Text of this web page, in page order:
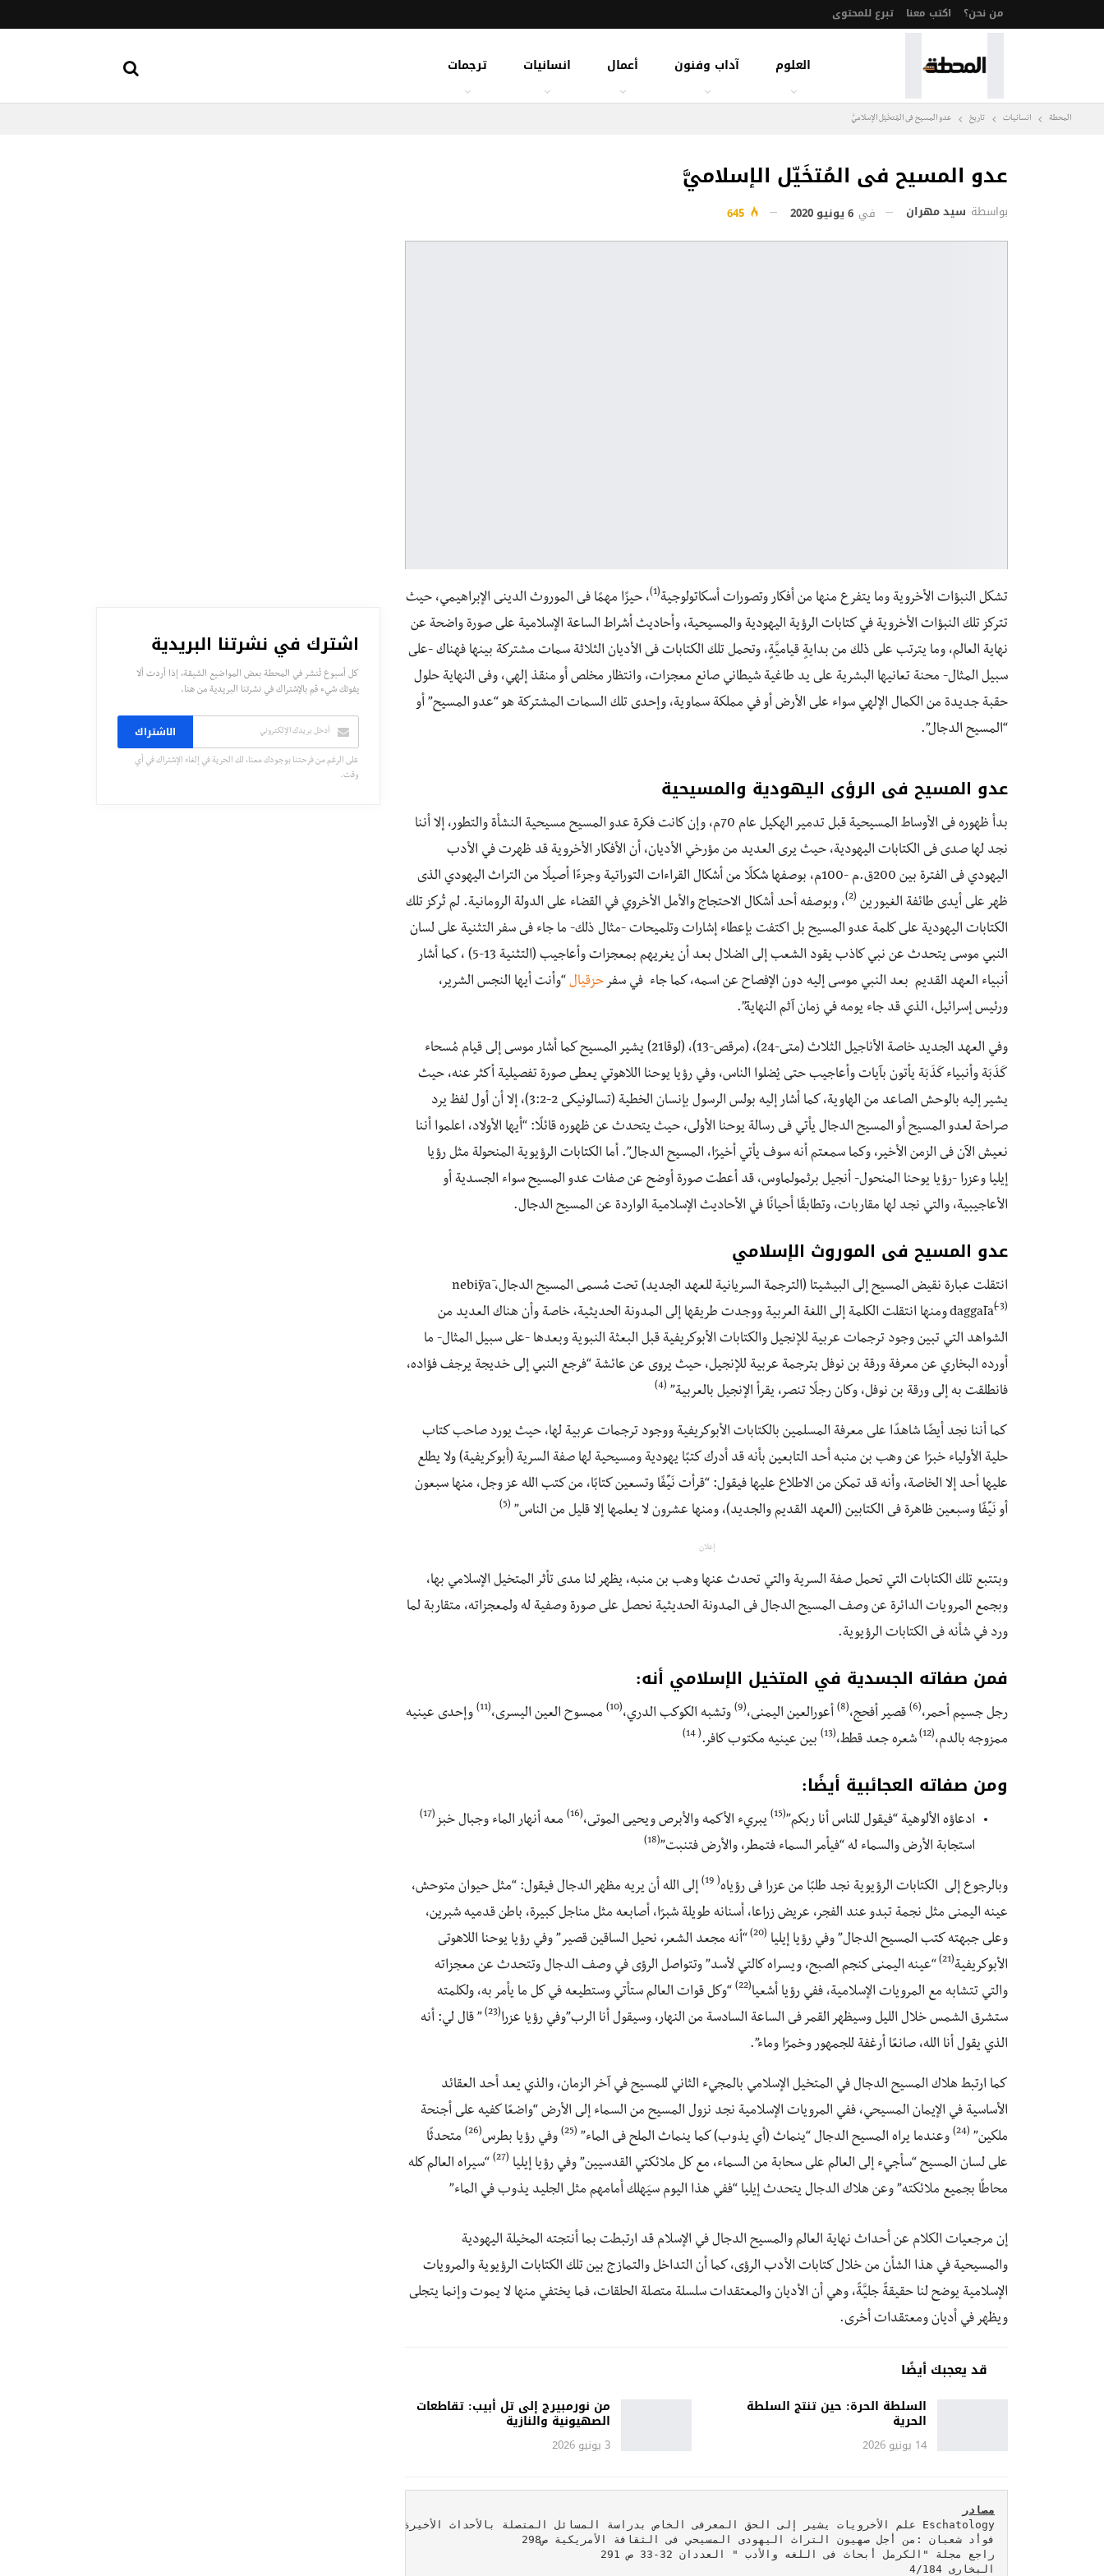
من نحن؟ اكتب معنا تبرع للمحتوى
العلوم آداب وفنون أعمال انسانيات ترجمات
المحطة انسانيات تاريخ عدو المسيح فى المُتخَيّل الإسلاميَّ
عدو المسيح فى المُتخَيّل الإسلاميَّ
بواسطة سيد مهران في 6 يونيو 2020
تشكل النبؤات الأخروية وما يتفرع منها من أفكار وتصورات أسكاتولوجية(1)
، حيزًا مهمًا فى الموروث الدينى الإبراهيمي، حيث
تتركز تلك النبؤات الأخروية في كتابات الرؤية اليهودية والمسيحية، وأحاديث أشراط الساعة الإسلامية على صورة واضحة عن
نهاية العالم، وما يترتب على ذلك من بدايةٍ قياميَّةٍ، وتحمل تلك الكتابات فى الأديان الثلاثة سمات مشتركة بينها فهناك -على
سبيل المثال- محنة تعانيها البشرية على يد طاغية شيطاني صانع معجزات، وانتظار مخلص أو منقذ إلهي، وفى النهاية حلول
حقبة جديدة من الكمال الإلهي سواء على الأرض أو في مملكة سماوية، وإحدى تلك السمات المشتركة هو “عدو المسيح” أو
“المسيح الدجال”.
عدو المسيح فى الرؤى اليهودية والمسيحية
بدأ ظهوره فى الأوساط المسيحية قبل تدمير الهكيل عام 70م، وإن كانت فكرة عدو المسيح مسيحية النشأة والتطور، إلا أننا
نجد لها صدى فى الكتابات اليهودية، حيث يرى العديد من مؤرخي الأديان، أن الأفكار الأخروية قد ظهرت في الأدب
اليهودي فى الفترة بين 200ق.م -100م، بوصفها شكلًا من أشكال القراءات التوراتية وجزءًا أصيلًا من التراث اليهودي الذى
ظهر على أيدى طائفة الغيورين (2)
، وبوصفه أحد أشكال الاحتجاج والأمل الأخروي في القضاء على الدولة الرومانية. لم تُركز تلك
الكتابات اليهودية على كلمة عدو المسيح بل اكتفت بإعطاء إشارات وتلميحات -مثال ذلك- ما جاء فى سفر التثنية على لسان
النبي موسى يتحدث عن نبي كاذب يقود الشعب إلى الضلال بعد أن يغريهم بمعجزات وأعاجيب (التثنية 13-5) ، كما أشار
أنبياء العهد القديم بعد النبي موسى إليه دون الإفصاح عن اسمه، كما جاء في سفر حزقيال “وأنت أيها النجس الشرير،
ورئيس إسرائيل، الذي قد جاء يومه في زمان آثم النهاية”.
وفي العهد الجديد خاصة الأناجيل الثلاث (متى-24)، (مرقص-13)، (لوقا21) يشير المسيح كما أشار موسى إلى قيام مُسحاء
كَذَبَة وأنبياء كَذَبَة يأتون بآيات وأعاجيب حتى يُضلوا الناس، وفي رؤيا يوحنا اللاهوتي يعطى صورة تفصيلية أكثر عنه، حيث
يشير إليه بالوحش الصاعد من الهاوية، كما أشار إليه بولس الرسول بإنسان الخطية (تسالونيكى 2-3:2)، إلا أن أول لفظ يرد
صراحة لعدو المسيح أو المسيح الدجال يأتي فى رسالة يوحنا الأولى، حيث يتحدث عن ظهوره قائلًا: “أيها الأولاد، اعلموا أننا
نعيش الآن فى الزمن الأخير، وكما سمعتم أنه سوف يأتي أخيرًا، المسيح الدجال”. أما الكتابات الرؤيوية المنحولة مثل رؤيا
إيليا وعزرا -رؤيا يوحنا المنحول- أنجيل برثمولماوس، قد أعطت صورة أوضح عن صفات عدو المسيح سواء الجسدية أو
الأعاجيبية، والتي نجد لها مقاربات، وتطابقًا أحيانًا في الأحاديث الإسلامية الواردة عن المسيح الدجال.
عدو المسيح فى الموروث الإسلامي
انتقلت عبارة نقيض المسيح إلى البيشيتا (الترجمة السريانية للعهد الجديد) تحت مُسمى المسيح الدجال، nebīyā
daggālā( 3)
ومنها انتقلت الكلمة إلى اللغة العربية ووجدت طريقها إلى المدونة الحديثية، خاصة وأن هناك العديد من
الشواهد التي تبين وجود ترجمات عربية للإنجيل والكتابات الأبوكريفية قبل البعثة النبوية وبعدها -على سبيل المثال- ما
أورده البخاري عن معرفة ورقة بن نوفل بترجمة عربية للإنجيل، حيث يروى عن عائشة “فرجع النبي إلى خديجة يرجف فؤاده،
فانطلقت به إلى ورقة بن نوفل، وكان رجلًا تنصر، يقرأ الإنجيل بالعربية” (4)
كما أننا نجد أيضًا شاهدًا على معرفة المسلمين بالكتابات الأبوكريفية ووجود ترجمات عربية لها، حيث يورد صاحب كتاب
حلية الأولياء خبرًا عن وهب بن منبه أحد التابعين بأنه قد أدرك كتبًا يهودية ومسيحية لها صفة السرية (أبوكريفية) ولا يطلع
عليها أحد إلا الخاصة، وأنه قد تمكن من الاطلاع عليها فيقول: “قرأت نَيِّفًا وتسعين كتابًا، من كتب الله عز وجل، منها سبعون
أو نَيِّفًا وسبعين ظاهرة فى الكتابين (العهد القديم والجديد)، ومنها عشرون لا يعلمها إلا قليل من الناس” (5)
إعلان
وبتتبع تلك الكتابات التي تحمل صفة السرية والتي تحدث عنها وهب بن منبه، يظهر لنا مدى تأثر المتخيل الإسلامي بها،
وبجمع المرويات الدائرة عن وصف المسيح الدجال فى المدونة الحديثية نحصل على صورة وصفية له ولمعجزاته، متقاربة لما
ورد في شأنه فى الكتابات الرؤيوية.
فمن صفاته الجسدية في المتخيل الإسلامي أنه:
رجل جسيم أحمر،(6) قصير أفحج،(8) أعورالعين اليمنى،(9) وتشبه الكوكب الدري،(10) ممسوح العين اليسرى،(11)
وإحدى عينيه
ممزوجه بالدم،(12) شعره جعد قطط،(13) بين عينيه مكتوب كافر.( 14)
ومن صفاته العجائبية أيضًا:
ادعاؤه الألوهية “فيقول للناس أنا ربكم”(15) يبريء الأكمه والأبرص ويحيى الموتى،(16) معه أنهار الماء وجبال خبز (17)
استجابة الأرض والسماء له “فيأمر السماء فتمطر، والأرض فتنبت”(18)
وبالرجوع إلى الكتابات الرؤيوية نجد طلبًا من عزرا فى رؤياه( 19)
إلى الله أن يريه مظهر الدجال فيقول: “مثل حيوان متوحش،
عينه اليمنى مثل نجمة تبدو عند الفجر، عريض زراعا، أسنانه طويلة شبرًا، أصابعه مثل مناجل كبيرة، باطن قدميه شبرين،
وعلى جبهته كتب المسيح الدجال” وفي رؤيا إيليا (20)
“أنه مجعد الشعر، نحيل الساقين قصير” وفي رؤيا يوحنا اللاهوتى
الأبوكريفية(21)
“عينه اليمنى كنجم الصبح، ويسراه كالتي لأسد” وتتواصل الرؤى في وصف الدجال وتتحدث عن معجزاته
والتي تتشابه مع المرويات الإسلامية، ففي رؤيا أشعيا(22)
“وكل قوات العالم ستأتي وستطيعه في كل ما يأمر به، ولكلمته
ستشرق الشمس خلال الليل وسيظهر القمر فى الساعة السادسة من النهار، وسيقول أنا الرب”وفي رؤيا عزرا(23)
” قال لي: أنه
الذي يقول أنا الله، صانعًا أرغفة للجمهور وخمرًا وماء”.
كما ارتبط هلاك المسيح الدجال في المتخيل الإسلامي بالمجيء الثاني للمسيح في آخر الزمان، والذي يعد أحد العقائد
الأساسية في الإيمان المسيحي، ففي المرويات الإسلامية نجد نزول المسيح من السماء إلى الأرض “واضعًا كفيه على أجنحة
ملكين” (24) وعندما يراه المسيح الدجال “ينماث (أي يذوب) كما ينماث الملح فى الماء” (25) وفي رؤيا بطرس(26)
متحدثًا
على لسان المسيح “سأجيء إلى العالم على سحابة من السماء، مع كل ملائكتي القدسيين” وفي رؤيا إيليا (27)
“سيراه العالم كله
محاطًا بجميع ملائكته” وعن هلاك الدجال يتحدث إيليا “ففي هذا اليوم سيَهلك أمامهم مثل الجليد يذوب في الماء”
إن مرجعيات الكلام عن أحداث نهاية العالم والمسيح الدجال في الإسلام قد ارتبطت بما أنتجته المخيلة اليهودية
والمسيحية في هذا الشأن من خلال كتابات الأدب الرؤى، كما أن التداخل والتمازج بين تلك الكتابات الرؤيوية والمرويات
الإسلامية يوضح لنا حقيقةً جليَّةً، وهي أن الأديان والمعتقدات سلسلة متصلة الحلقات، فما يختفي منها لا يموت وإنما يتجلى
ويظهر في أديان ومعتقدات أخرى.
قد يعجبك أيضًا
السلطة الحرة: حين تنتج السلطة
الحرية
14 يونيو 2026
من نورمبيرج إلى تل أبيب: تقاطعات
الصهيونية والنازية
3 يونيو 2026
مصادر
اشترك في نشرتنا البريدية
كل أسبوع تُنشر في المحطة بعض المواضيع الشيقة، إذا أردت ألا
يفوتك شيء قم بالإشتراك في نشرتنا البريدية من هنا.
الاشتراك
على الرغم من فرحتنا بوجودك معنا، لك الحرية في إلغاء الإشتراك في أي
وقت.